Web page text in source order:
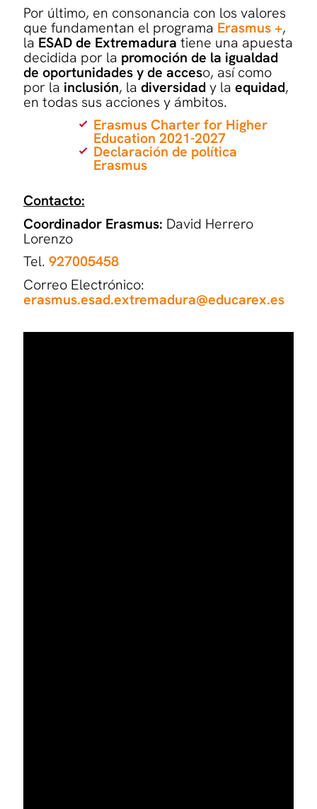
Por último, en consonancia con los valores
que fundamentan el programa Erasmus +,
la ESAD de Extremadura tiene una apuesta
decidida por la promoción de la igualdad
de oportunidades y de acceso, así como
por la inclusión, la diversidady la equidad,
en todas sus acciones y ámbitos.
Erasmus Charter for Higher
Education 2021-2027
Declaración de política
Erasmus
Contacto:
Coordinador Erasmus: David Herrero
Lorenzo
Tel. 927005458
Correo Electrónico:
erasmus.esad.extremadura@educarex.es